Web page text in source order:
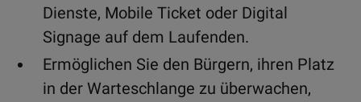
Dienste, Mobile Ticket oder Digital
Signage auf dem Laufenden.
Ermöglichen Sie den Bürgern, ihren Platz
in der Warteschlange zu überwachen,